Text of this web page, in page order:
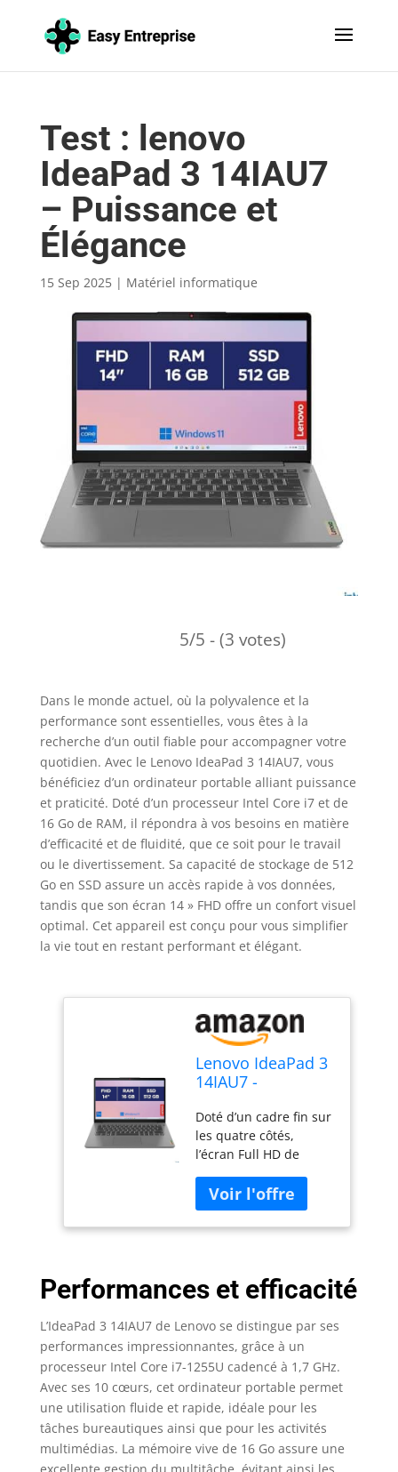
Test : lenovo
IdeaPad 3 14IAU7
– Puissance et
Élégance
15 Sep 2025| Matériel informatique
5/5 - (3 votes)
Dans le monde actuel, où la polyvalence et la
performance sont essentielles, vous êtes à la
recherche d’un outil fiable pour accompagner votre
quotidien. Avec le Lenovo IdeaPad 3 14IAU7, vous
bénéficiez d’un ordinateur portable alliant puissance
et praticité. Doté d’un processeur Intel Core i7 et de
16 Go de RAM, il répondra à vos besoins en matière
d’efficacité et de fluidité, que ce soit pour le travail
ou le divertissement. Sa capacité de stockage de 512
Go en SSD assure un accès rapide à vos données,
tandis que son écran 14 » FHD offre un confort visuel
optimal. Cet appareil est conçu pour vous simplifier
la vie tout en restant performant et élégant.
Lenovo IdeaPad 3
14IAU7 -
Portable 14'' FHD
(Intel Core i7-
1255U, RAM 16Go,
SSD 512Go,
Windows 11
Home) Clavier
AZERTY Français -
Doté d’un cadre fin sur
les quatre côtés,
l’écran Full HD de
permet de profiter de
toute la finesse des
détails avec moins
de la surface d’écran
confère (14" Intel) l’un
des plus grands
espaces d’affichage de
sa catégorie. Vous
bénéficierez d’une
meilleure expérience
visuelle. L’IdeaPad 3i
Gen 7 (14” Intel) peut
gérer plusieurs
Performances et efficacité
L’IdeaPad 3 14IAU7 de Lenovo se distingue par ses
performances impressionnantes, grâce à un
processeur Intel Core i7-1255U cadencé à 1,7 GHz.
Avec ses 10 cœurs, cet ordinateur portable permet
une utilisation fluide et rapide, idéale pour les
tâches bureautiques ainsi que pour les activités
multimédias. La mémoire vive de 16 Go assure une